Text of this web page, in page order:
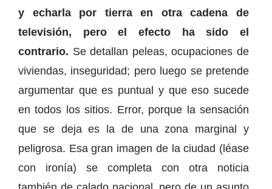
y echarla por tierra en otra cadena de
televisión, pero el efecto ha sido el
contrario. Se detallan peleas, ocupaciones de
viviendas, inseguridad; pero luego se pretende
argumentar que es puntual y que eso sucede
en todos los sitios. Error, porque la sensación
que se deja es la de una zona marginal y
peligrosa. Esa gran imagen de la ciudad (léase
con ironía) se completa con otra noticia